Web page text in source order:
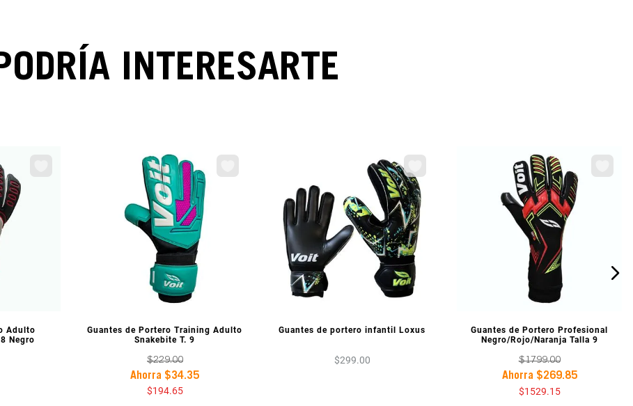
INTERESARTE
Adulto
Negro
VISTA PREVIA
Guantes de Portero Training Adulto
Snakebite T. 9
$229.00
Ahorra $34.35
$194.65
VISTA PREVIA
Guantes de portero infantil Loxus
$299.00
VISTA PREVIA
Guantes de Portero Profesional
Negro/Rojo/Naranja Talla 9
$1799.00
Ahorra $269.85
$1529.15